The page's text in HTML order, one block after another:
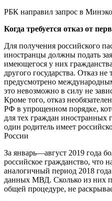
РБК направил запрос в
Когда требуется отказ от
Для получения российского
иностранцы должны подать
имеющегося у них
другого государства. Отказ не
предусмотрено
это невозможно в силу не
Кроме того, отказ
РФ в упрощенном порядке,
для тех граждан иностранных
один родитель имеет
России
За январь—август 2019 года
российское гражданство, что
аналогичный период 2018
данных МВД. Сколько из них
общей процедуре, не